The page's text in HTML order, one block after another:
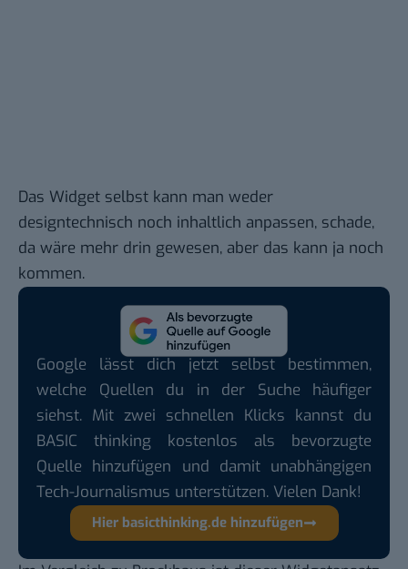
Das Widget selbst kann man weder
designtechnisch noch inhaltlich anpassen, schade,
da wäre mehr drin gewesen, aber das kann ja noch
kommen.
Google lässt dich jetzt selbst bestimmen,
welche Quellen du in der Suche häufiger
siehst. Mit zwei schnellen Klicks kannst du
BASIC thinking kostenlos als bevorzugte
Quelle hinzufügen und damit unabhängigen
Tech-Journalismus unterstützen. Vielen Dank!
Hier basicthinking.de hinzufügen